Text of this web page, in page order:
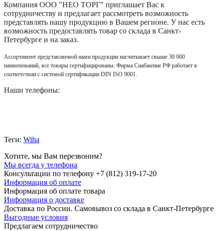
Компания ООО "НЕО ТОРГ" приглашает Вас к
сотрудничеству и предлагает рассмотреть возможность
представлять нашу продукцию в Вашем регионе. У нас есть
возможность предоставлять товар со склада в Санкт-
Петербурге и на заказ.
Ассортимент представляемой нами продукции насчитывает свыше 30 000
наименований, все товары сертифицированы. Фирма Снабжение РФ работает в
соответствии с системой сертификации DIN ISO 9001.
Наши телефоны:
Теги: Wiha
Хотите, мы Вам перезвоним?
Мы всегда у телефона
Консультации по телефону +7 (812) 319-17-20
Информация об оплате
Информация об оплате товара
Информация о доставке
Доставка по России. Самовывоз со склада в Санкт-Петербурге
Выгодные условия
Предлагаем сотрудничество